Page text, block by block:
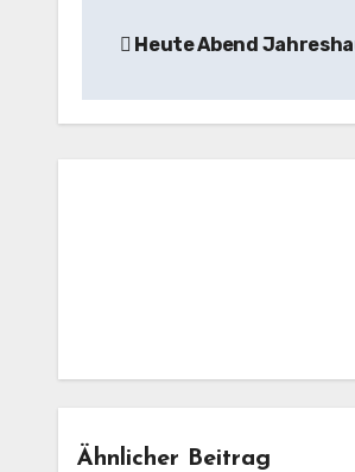
Heute Abend
Ähnlicher Beitrag